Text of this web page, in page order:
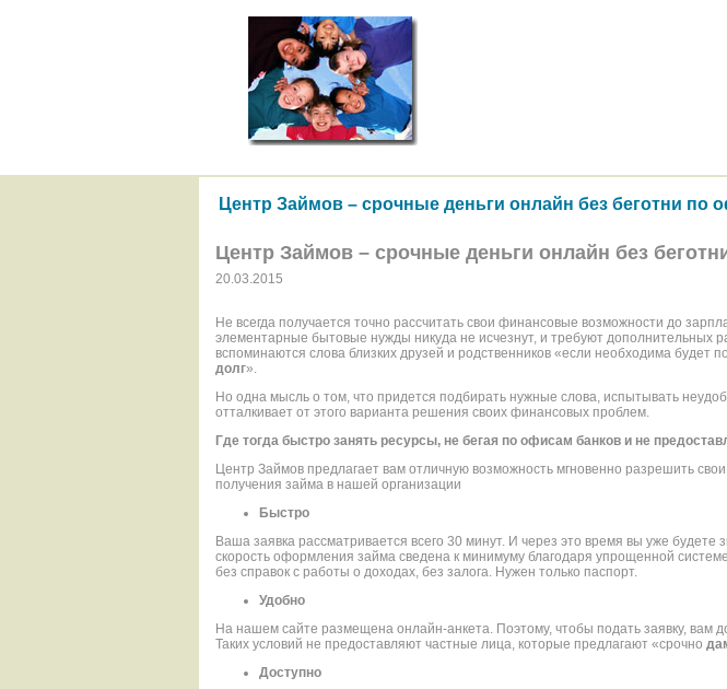
Центр Займов – срочные деньги онлайн без беготни по
Центр Займов – срочные деньги онлайн без
20.03.2015
Не всегда получается точно рассчитать свои финансовые возможности до
элементарные бытовые нужды никуда не исчезнут, и требуют дополнительных
вспоминаются слова близких друзей и родственников «если необходима будет
долг».
Но одна мысль о том, что придется подбирать нужные слова, испытывать
отталкивает от этого варианта решения своих финансовых проблем.
Где тогда быстро занять ресурсы, не бегая по офисам банков и не
Центр Займов предлагает вам отличную возможность мгновенно разрешить
получения займа в нашей организации
Быстро
Ваша заявка рассматривается всего 30 минут. И через это время вы уже будете
скорость оформления займа сведена к минимуму благодаря упрощенной
без справок с работы о доходах, без залога. Нужен только паспорт.
Удобно
На нашем сайте размещена онлайн-анкета. Поэтому, чтобы подать заявку, вам
Таких условий не предоставляют частные лица, которые предлагают «срочно
Доступно